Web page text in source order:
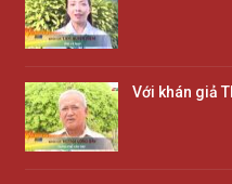
Với khán giả